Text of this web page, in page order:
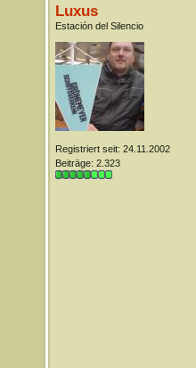
Luxus
Estación del Silencio
Registriert seit: 24.11.2002
Beiträge: 2.323